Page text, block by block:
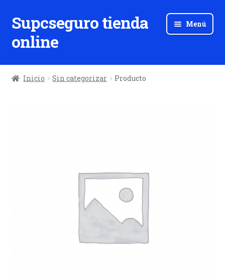
Ir
a
la
Ir
al
contenido
Supcseguro tienda
online
Menú
Inicio Sin categorizar Producto